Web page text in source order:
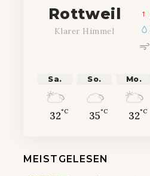
Rottweil
Klarer Himmel
Sa.
32°C
So.
35°C
Mo.
32°C
MEISTGELESEN